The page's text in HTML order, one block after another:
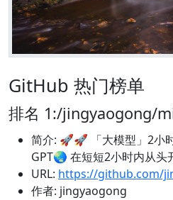
GitHub 热门榜单
排名 1:/jingyaogong/
简介: 🚀🚀 「大模型」2小
GPT🌏 在短短2小时内从头
URL: https://github.com/
作者: jingyaogong